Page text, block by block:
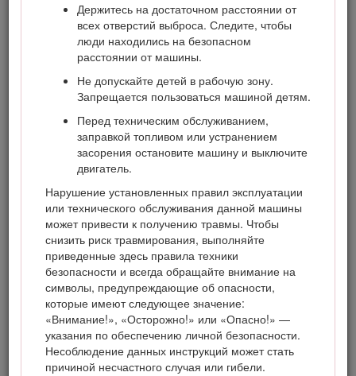
Держитесь на достаточном расстоянии от
всех отверстий выброса. Следите, чтобы
люди находились на безопасном
расстоянии от машины.
Не допускайте детей в рабочую зону.
Запрещается пользоваться машиной детям.
Перед техническим обслуживанием,
заправкой топливом или устранением
засорения остановите машину и выключите
двигатель.
Нарушение установленных правил эксплуатации
или технического обслуживания данной машины
может привести к получению травмы. Чтобы
снизить риск травмирования, выполняйте
приведенные здесь правила техники
безопасности и всегда обращайте внимание на
символы, предупреждающие об опасности,
которые имеют следующее значение:
«Внимание!», «Осторожно!» или «Опасно!» —
указания по обеспечению личной безопасности.
Несоблюдение данных инструкций может стать
причиной несчастного случая или гибели.
Рисунок 1
Место указания номера модели и серийного номера
В настоящем руководстве приведены потенциальные
обозначенные символом (Рисунок2), который
предупреждает об опасности серьезного травмирования
или гибели в случае несоблюдения пользователем
рекомендуемых мер безопасности.
Рисунок 2
Символ предупреждения об опасности